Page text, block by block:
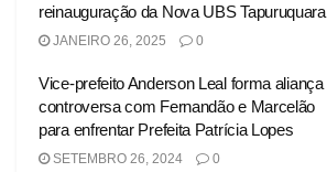
reinauguração da Nova UBS Tapuruquara
JANEIRO 26, 2025 0
Vice-prefeito Anderson Leal forma aliança
controversa com Fernandão e Marcelão
para enfrentar Prefeita Patrícia Lopes
SETEMBRO 26, 2024 0